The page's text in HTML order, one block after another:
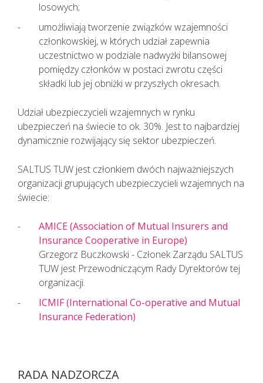
Pacjenci z objawami infekcji lub
podejrzani o zakażenie
koronawirusem SARS CoV-2
TELEFONICZNIE przełożyli poradę
KAŻDEMU pacjentowi, również bez
cech infekcji, zgłaszającemu chęć
wizyty u lekarza należy najpierw
sytuacjach kiedy jest to niezbędne,
pacjent powinien zostać umówiony
podstawie przeprowadzonego
wywiadu medycznego i oceny stanu
zdrowia pacjenta ma możliwość
wystawienia zwolnienia lekarskiego.
losowych;
umożliwiają tworzenie związków wzajemności
członkowskiej, w których udział zapewnia
uczestnictwo w podziale nadwyżki bilansowej
pomiędzy członków w postaci zwrotu części
składki lub jej obniżki w przyszłych okresach.
Udział ubezpieczycieli wzajemnych w rynku
ubezpieczeń na świecie to ok. 30%. Jest to najbardziej
dynamicznie rozwijający się sektor ubezpieczeń.
SALTUS TUW jest członkiem dwóch najważniejszych
organizacji grupujących ubezpieczycieli wzajemnych na
świecie:
AMICE (Association of Mutual Insurers and
Insurance Cooperative in Europe)
Grzegorz Buczkowski - Członek Zarządu SALTUS
TUW jest Przewodniczącym Rady Dyrektorów tej
organizacji.
ICMIF (International Co-operative and Mutual
Insurance Federation)
RADA NADZORCZA